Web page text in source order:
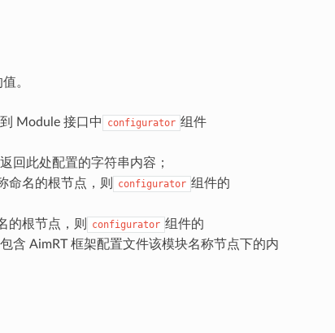
。
Module 接口中 configurator 组件
回此处配置的字符串内容；
命名的根节点，则
configurator 组件的
的根节点，则
configurator 组件的
含 AimRT 框架配置文件该模块名称节点下的内